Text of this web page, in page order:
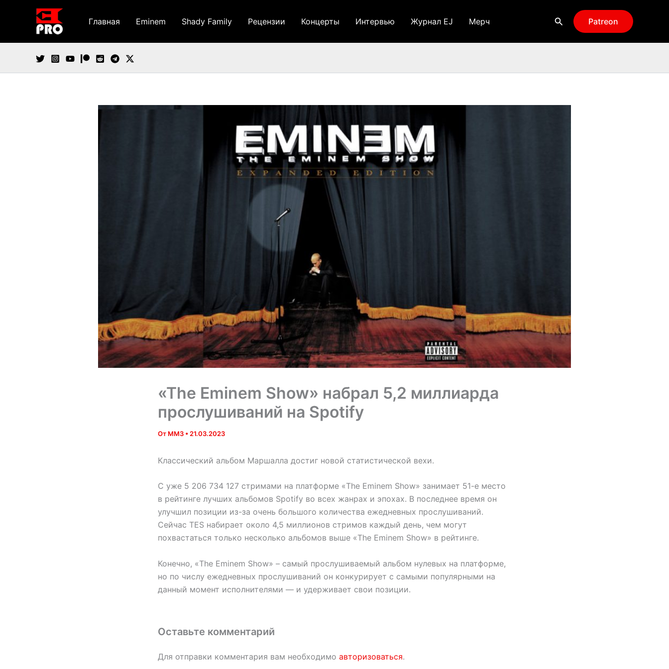
содержимому
Главная Eminem Shady Family Рецензии Концерты Интервью Журнал EJ Мерч Поиск Patreon
«The Eminem Show» набрал 5,2 миллиарда
прослушиваний на Spotify
От MM3 • 21.03.2023
Классический альбом Маршалла достиг новой статистической вехи.
С уже 5 206 734 127 стримами на платформе «The Eminem Show» занимает 51-е место
в рейтинге лучших альбомов Spotify во всех жанрах и эпохах. В последнее время он
улучшил позиции из-за очень большого количества ежедневных прослушиваний.
Сейчас TES набирает около 4,5 миллионов стримов каждый день, чем могут
похвастаться только несколько альбомов выше «The Eminem Show» в рейтинге.
Конечно, «The Eminem Show» – самый прослушиваемый альбом нулевых на платформе,
но по числу ежедневных прослушиваний он конкурирует с самыми популярными на
данный момент исполнителями — и удерживает свои позиции.
Оставьте комментарий
Для отправки комментария вам необходимо авторизоваться.